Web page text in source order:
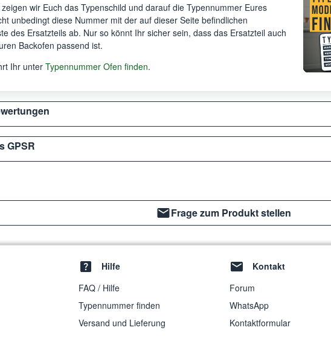
wir Euch das Typenschild und darauf die Typennummer Eures
unbedingt diese Nummer mit der auf dieser Seite befindlichen
des Ersatzteils ab. Nur so könnt Ihr sicher sein, dass das Ersatzteil auch
Backofen passend ist.
Ihr unter Typennummer Ofen finden.
GPSR
Frage zum Produkt stellen
Hilfe
FAQ / Hilfe
Typennummer finden
Versand und Lieferung
Kontakt
Forum
WhatsApp
Kontaktformular